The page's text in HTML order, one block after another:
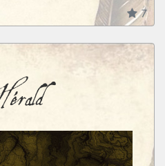
avec le temps comme
puissance civilisatrice
ayant apporté un sytème
un système de poste
avancées sur les
Bien qu’il ait
l’empire reste une
et prospèrent. Nées de
atlec, les cités zacoaltes
7